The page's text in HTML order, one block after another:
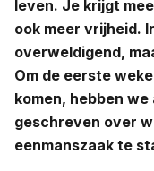
leven. Je krijgt
ook meer vrijheid.
overweldigend,
Om de eerste
komen, hebben
geschreven over
eenmanszaak te